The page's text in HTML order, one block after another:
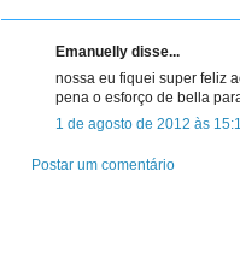
Emanuelly disse...
nossa eu fiquei super feliz
pena o esforço de bella
1 de agosto de 2012 às
Postar um comentário